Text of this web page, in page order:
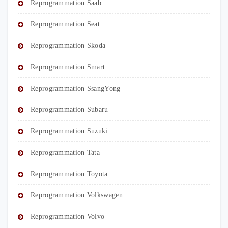
Reprogrammation Saab
Reprogrammation Seat
Reprogrammation Skoda
Reprogrammation Smart
Reprogrammation SsangYong
Reprogrammation Subaru
Reprogrammation Suzuki
Reprogrammation Tata
Reprogrammation Toyota
Reprogrammation Volkswagen
Reprogrammation Volvo